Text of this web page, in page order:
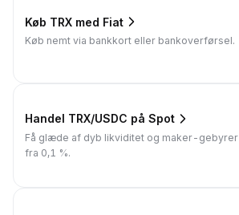
Køb TRX med Fiat
Køb nemt via bankkort eller bankoverførsel.
Handel TRX/USDC på Spot
Få glæde af dyb likviditet og maker-gebyrer
fra 0,1 %.